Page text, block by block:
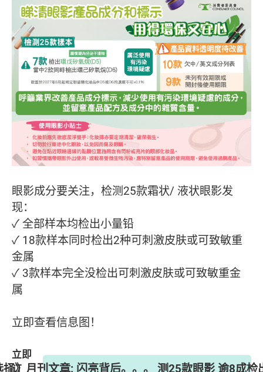
眼影成分要关注，检测25款霜状/ 液状眼影发
现：
✓ 全部样本均检出小量铅
✓ 18款样本同时检出2种可刺激皮肤或可致敏重
金属
✓ 3款样本完全没检出可刺激皮肤或可致敏重金
属
立即查看信息图！
立即
订
》月刊文章: 闪亮背后。。。 测25款眼影 逾8成检